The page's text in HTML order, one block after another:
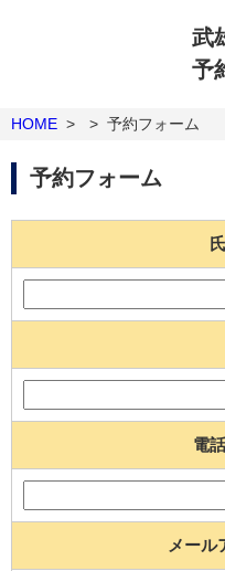
武
予
HOME > > 予約フォーム
予約フォーム
電
メール